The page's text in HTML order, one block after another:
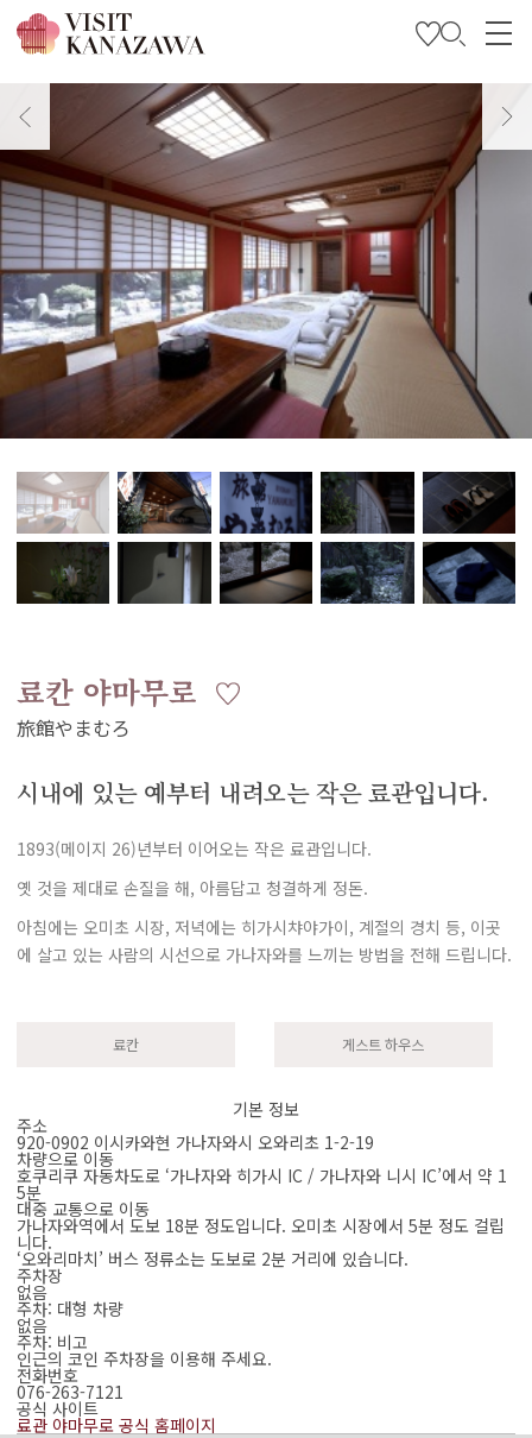
여행 계획 세우기
Travel Trade and Media
Languages
료칸 야마무로
시내에 있는 예부터 내려오는 작은 료관입니다.
1893(메이지 26)년부터 이어오는 작은 료관입니다.
옛 것을 제대로 손질을 해, 아름답고 청결하게 정돈.
아침에는 오미초 시장, 저녁에는 히가시챠야가이, 계절의 경치 등, 이곳
에 살고 있는 사람의 시선으로 가나자와를 느끼는 방법을 전해 드립니다.
료칸 게스트 하우스
기본 정보
주소
920-0902 이시카와현 가나자와시 오와리초 1-2-19
차량으로 이동
호쿠리쿠 자동차도로 ‘가나자와 히가시 IC / 가나자와 니시 IC’에서 약 1
5분
대중 교통으로 이동
가나자와역에서 도보 18분 정도입니다. 오미초 시장에서 5분 정도 걸립
니다.
‘오와리마치’ 버스 정류소는 도보로 2분 거리에 있습니다.
주차장
없음
주차: 대형 차량
없음
주차: 비고
인근의 코인 주차장을 이용해 주세요.
전화번호
076-263-7121
공식 사이트
료관 야마무로 공식 홈페이지